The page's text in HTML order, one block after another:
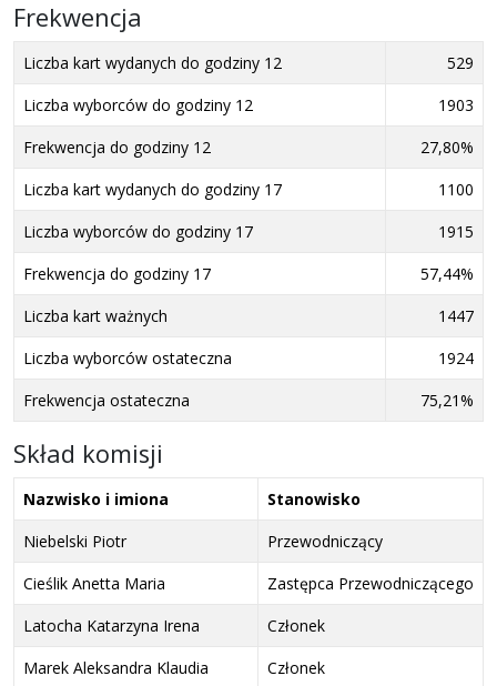
Frekwencja
Liczba kart wydanych do godziny 12
529
Liczba wyborców do godziny 12
1903
Frekwencja do godziny 12
27,80%
Liczba kart wydanych do godziny 17
1100
Liczba wyborców do godziny 17
1915
Frekwencja do godziny 17
57,44%
Liczba kart ważnych
1447
Liczba wyborców ostateczna
1924
Frekwencja ostateczna
75,21%
Skład komisji
Nazwisko i imiona
Stanowisko
Niebelski Piotr
Przewodniczący
Cieślik Anetta Maria
Zastępca Przewodniczącego
Latocha Katarzyna Irena
Członek
Marek Aleksandra Klaudia
Członek